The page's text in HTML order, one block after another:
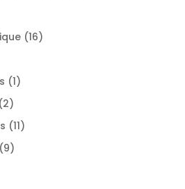
1616
11
22
produits
1111
99